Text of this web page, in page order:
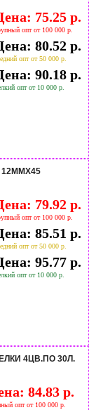
75.25 р.
опт от 100 000 р.
80.52 р.
опт от 50 000 р.
90.18 р.
опт от 10 000 р.
79.92 р.
опт от 100 000 р.
85.51 р.
опт от 50 000 р.
95.77 р.
опт от 10 000 р.
4ЦВ.ПО 30Л.
84.83 р.
опт от 100 000 р.